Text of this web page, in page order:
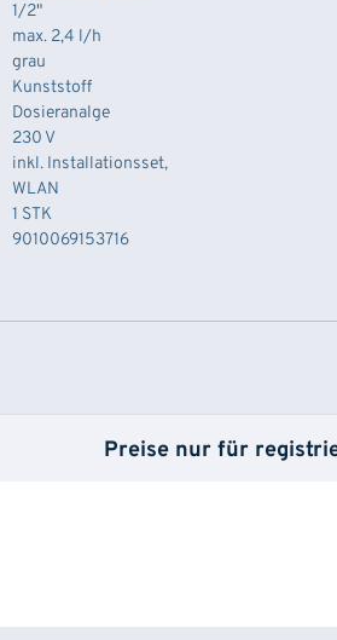
1/2"
max. 2,4 l/h
grau
Kunststoff
Dosieranalge
230 V
inkl. Installationsset,
WLAN
1 STK
9010069153716
Preise nur für